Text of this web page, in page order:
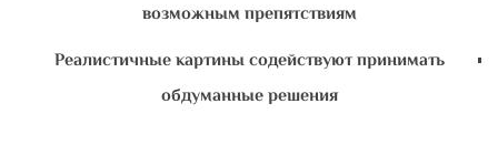
возможным препятствиям
Реалистичные картины содействуют принимать
обдуманные решения